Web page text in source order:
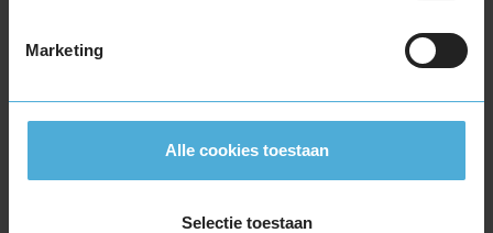
Marketing
Alle cookies toestaan
Selectie toestaan
1